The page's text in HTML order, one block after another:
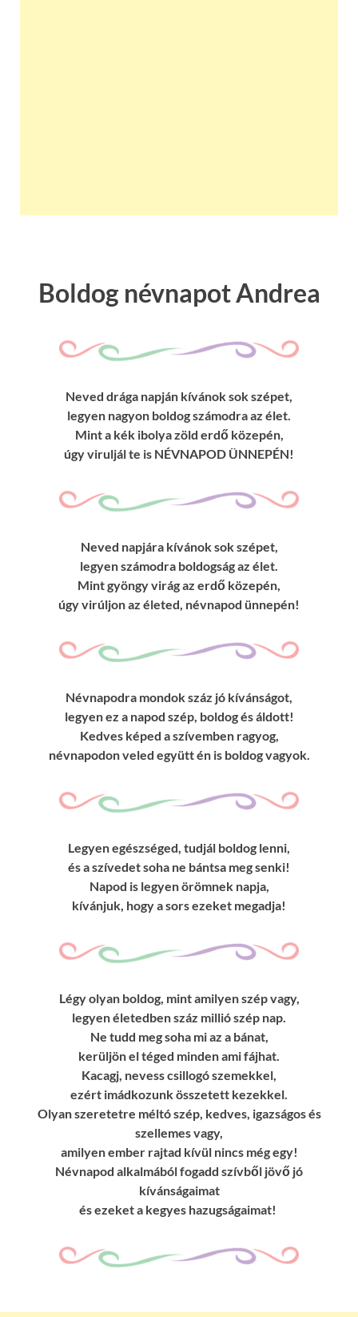
Boldog névnapot Andrea
Neved drága napján kívánok sok szépet,
legyen nagyon boldog számodra az élet.
Mint a kék ibolya zöld erdő közepén,
úgy viruljál te is NÉVNAPOD ÜNNEPÉN!
Neved napjára kívánok sok szépet,
legyen számodra boldogság az élet.
Mint gyöngy virág az erdő közepén,
úgy virúljon az életed, névnapod ünnepén!
Névnapodra mondok száz jó kívánságot,
legyen ez a napod szép, boldog és áldott!
Kedves képed a szívemben ragyog,
névnapodon veled együtt én is boldog vagyok.
Legyen egészséged, tudjál boldog lenni,
és a szívedet soha ne bántsa meg senki!
Napod is legyen örömnek napja,
kívánjuk, hogy a sors ezeket megadja!
Légy olyan boldog, mint amilyen szép vagy,
legyen életedben száz millió szép nap.
Ne tudd meg soha mi az a bánat,
kerüljön el téged minden ami fájhat.
Kacagj, nevess csillogó szemekkel,
ezért imádkozunk összetett kezekkel.
Olyan szeretetre méltó szép, kedves, igazságos és
szellemes vagy,
amilyen ember rajtad kívül nincs még egy!
Névnapod alkalmából fogadd szívből jövő jó
kívánságaimat
és ezeket a kegyes hazugságaimat!